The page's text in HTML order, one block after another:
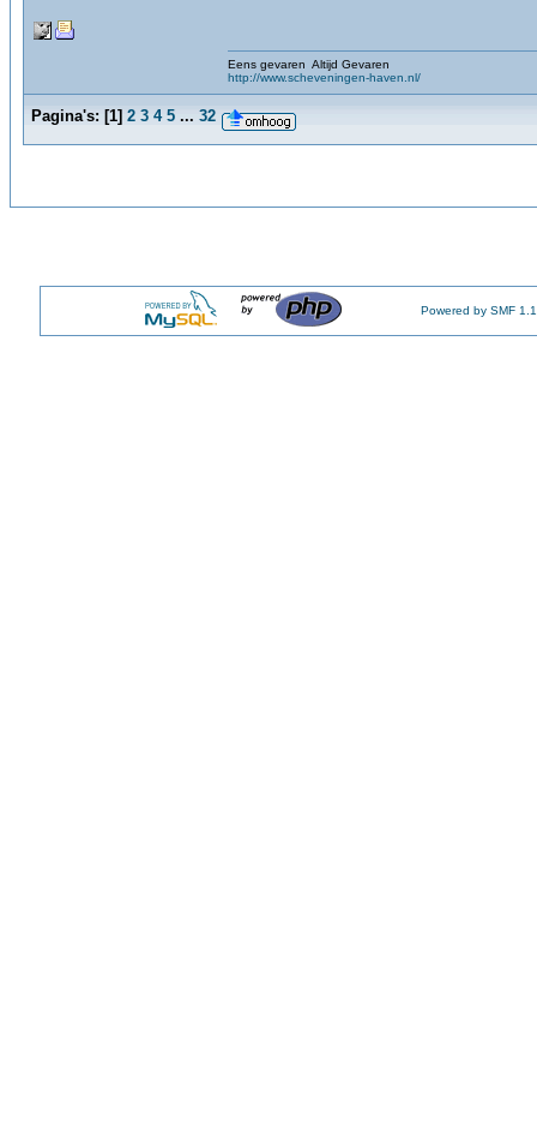
Eens gevaren Altijd Gevaren
http://www.scheveningen-haven.nl/
Pagina's: [1] 2 3 4 5 ... 32
Powered by SMF